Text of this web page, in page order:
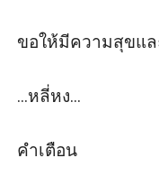
ขอให้มีความสุขแ
...หลี่หง...
คำเตือน